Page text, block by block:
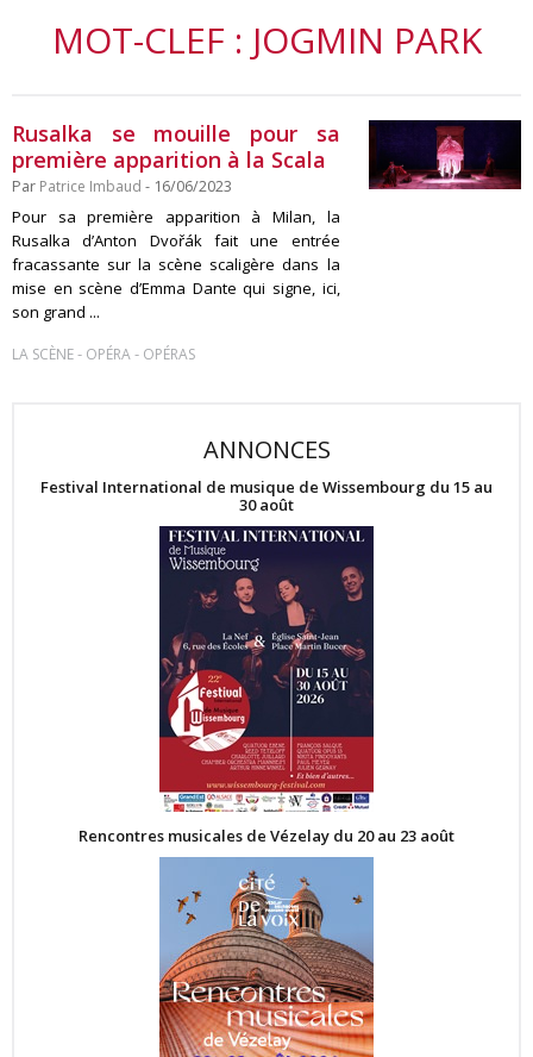
MOT-CLEF : JOGMIN PARK
Rusalka se mouille pour sa
première apparition à la Scala
Par Patrice Imbaud - 16/06/2023
Pour sa première apparition à Milan, la
Rusalka d’Anton Dvořák fait une entrée
fracassante sur la scène scaligère dans la
mise en scène d’Emma Dante qui signe, ici,
son grand ...
LA SCÈNE- OPÉRA- OPÉRAS
ANNONCES
Festival International de musique de Wissembourg du 15 au
30 août
Rencontres musicales de Vézelay du 20 au 23 août